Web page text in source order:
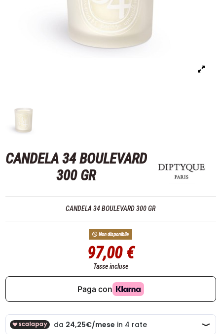
CANDELA 34 BOULEVARD
300 GR
CANDELA 34 BOULEVARD 300 GR
Non disponibile
97,00 €
Tasse incluse